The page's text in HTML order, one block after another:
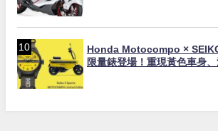
Honda Motocompo ×
限量錶登場！重現黃色車身、